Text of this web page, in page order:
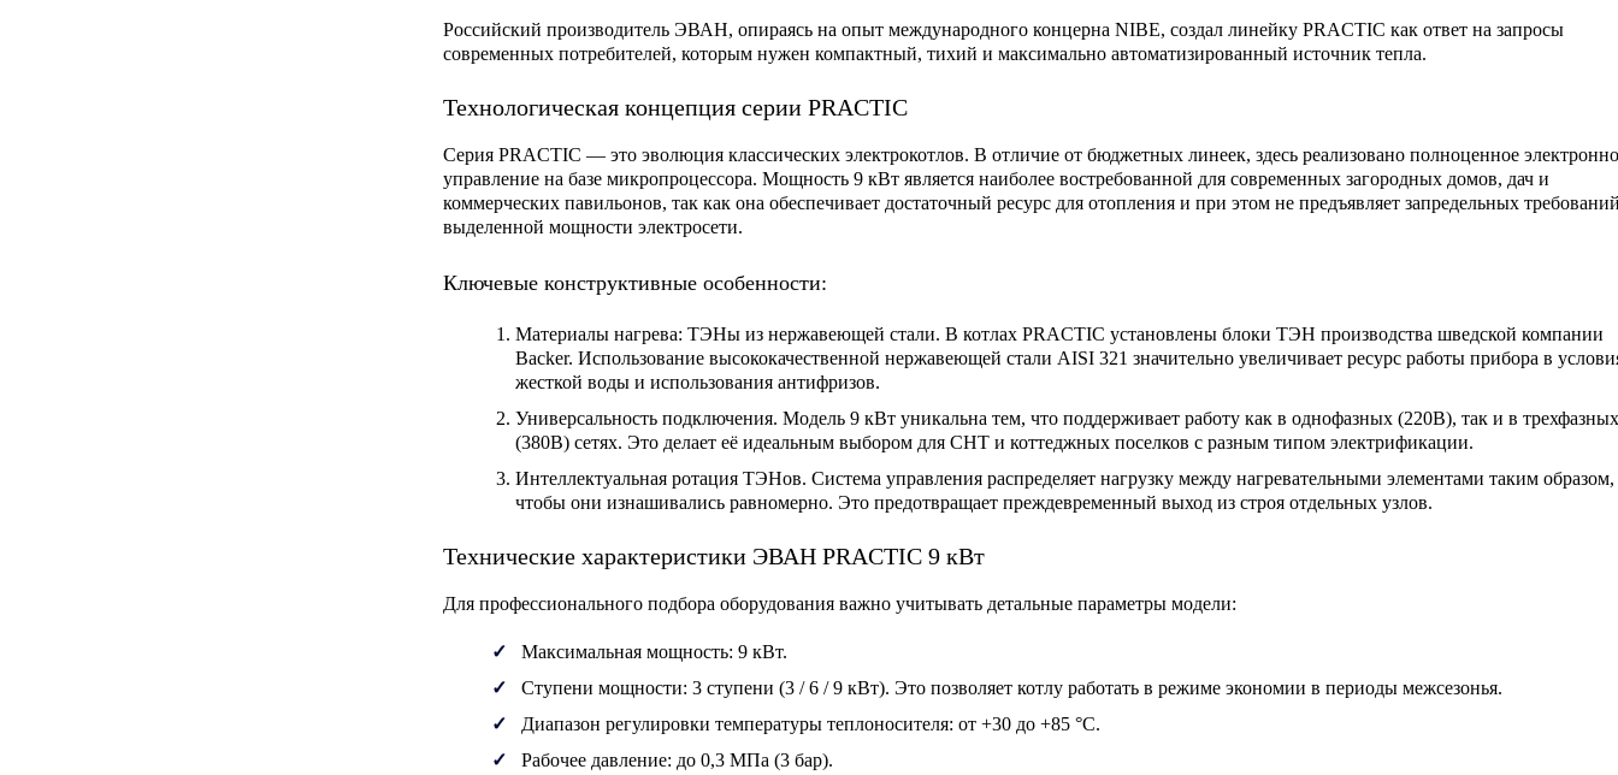
Российский производитель ЭВАН, опираясь на опыт международного концерна NIBE, создал линейку PRACTIC как ответ на запросы
современных потребителей, которым нужен компактный, тихий и максимально автоматизированный источник тепла.
Технологическая концепция серии PRACTIC
Серия PRACTIC — это эволюция классических электрокотлов. В отличие от бюджетных линеек, здесь реализовано полноценное
управление на базе микропроцессора. Мощность 9 кВт является наиболее востребованной для современных загородных домов, дач и
коммерческих павильонов, так как она обеспечивает достаточный ресурс для отопления и при этом не предъявляет запредельных
выделенной мощности электросети.
Ключевые конструктивные особенности:
Материалы нагрева: ТЭНы из нержавеющей стали. В котлах PRACTIC установлены блоки ТЭН производства шведской компании
Backer. Использование высококачественной нержавеющей стали AISI 321 значительно увеличивает ресурс работы прибора в
жесткой воды и использования антифризов.
Универсальность подключения. Модель 9 кВт уникальна тем, что поддерживает работу как в однофазных (220В), так и в трехфазных
(380В) сетях. Это делает её идеальным выбором для СНТ и коттеджных поселков с разным типом электрификации.
Интеллектуальная ротация ТЭНов. Система управления распределяет нагрузку между нагревательными элементами таким образом,
чтобы они изнашивались равномерно. Это предотвращает преждевременный выход из строя отдельных узлов.
Технические характеристики ЭВАН PRACTIC 9 кВт
Для профессионального подбора оборудования важно учитывать детальные параметры модели:
Максимальная мощность: 9 кВт.
Ступени мощности: 3 ступени (3 / 6 / 9 кВт). Это позволяет котлу работать в режиме экономии в периоды межсезонья.
Диапазон регулировки температуры теплоносителя: от +30 до +85 °C.
Рабочее давление: до 0,3 МПа (3 бар).